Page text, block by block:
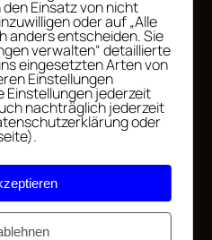
meinen nächsten
den Einsatz von nicht
oder auf „Alle
anders entscheiden. Sie
verwalten“ detaillierte
eingesetzten Arten von
Einstellungen
Einstellungen jederzeit
nachträglich jederzeit
oder